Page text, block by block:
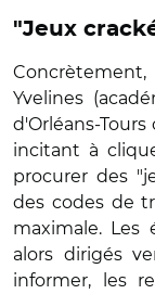
"Jeux
Yvelines
d'Orléans-Tours
incitant à
procurer des "
des codes de
maximale.
alors dirigés
informer, les